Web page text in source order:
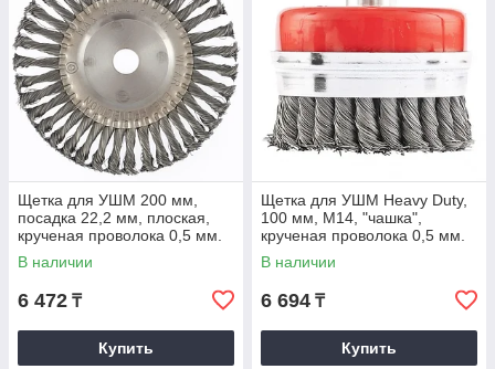
Щетка для УШМ 200 мм,
посадка 22,2 мм, плоская,
крученая проволока 0,5 мм.
MATRIX
В наличии
6 472 ₸
Купить
Щетка для УШМ Heavy Duty,
100 мм, М14, "чашка",
крученая проволока 0,5 мм.
MATRIX
В наличии
6 694 ₸
Купить